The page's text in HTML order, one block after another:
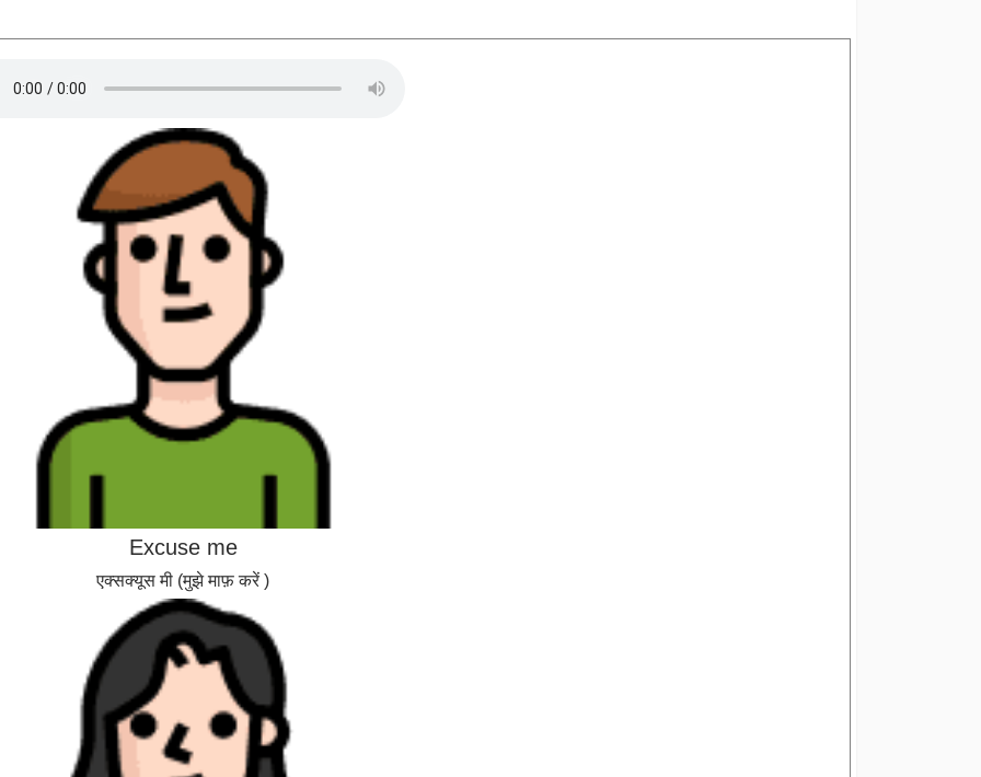
Excuse me
एक्सक्यूस मी (मुझे माफ़ करें )